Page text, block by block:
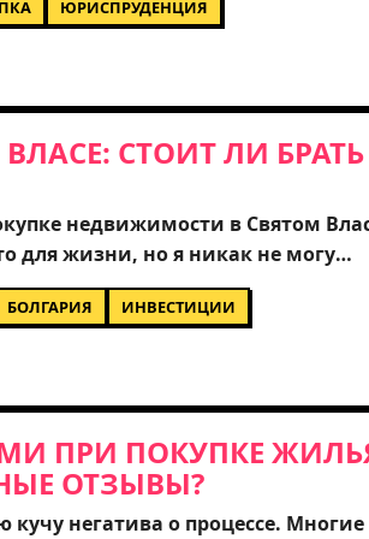
и о процессе оформления
текущую волатильность рынка?
через эту процедуру.
ЮРИСПРУДЕНЦИЯ
СТОИТ ЛИ БРАТЬ
недвижимости в Святом
для жизни, но я никак не могу
что сейчас более выгодно:
дом за городом. Какие
интересует вопрос с
роста стоимости в ближайшие 3-5
покупал там!
БОЛГАРИЯ ИНВЕСТИЦИИ
ПРИ ПОКУПКЕ
ОТЗЫВЫ?
негатива о процессе. Многие